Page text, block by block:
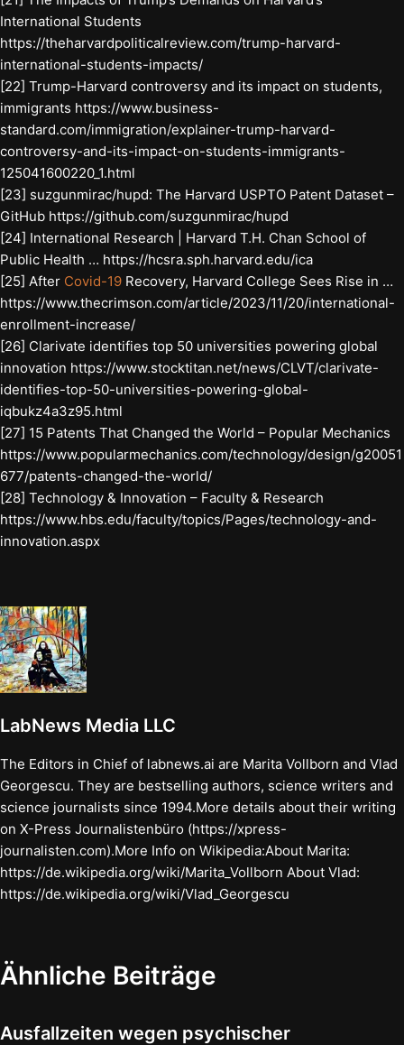
International Students
https://theharvardpoliticalreview.com/trump-harvard-
international-students-impacts/
[22] Trump-Harvard controversy and its impact on students,
immigrants https://www.business-
standard.com/immigration/explainer-trump-harvard-
controversy-and-its-impact-on-students-immigrants-
125041600220_1.html
[23] suzgunmirac/hupd: The Harvard USPTO Patent Dataset –
GitHub https://github.com/suzgunmirac/hupd
[24] International Research | Harvard T.H. Chan School of
Public Health … https://hcsra.sph.harvard.edu/ica
[25] After Covid-19 Recovery, Harvard College Sees Rise in …
https://www.thecrimson.com/article/2023/11/20/international-
enrollment-increase/
[26] Clarivate identifies top 50 universities powering global
innovation https://www.stocktitan.net/news/CLVT/clarivate-
identifies-top-50-universities-powering-global-
iqbukz4a3z95.html
[27] 15 Patents That Changed the World – Popular Mechanics
https://www.popularmechanics.com/technology/design/g20051
677/patents-changed-the-world/
[28] Technology & Innovation – Faculty & Research
https://www.hbs.edu/faculty/topics/Pages/technology-and-
innovation.aspx
LabNews Media LLC
The Editors in Chief of labnews.ai are Marita Vollborn and Vlad
Georgescu. They are bestselling authors, science writers and
science journalists since 1994.More details about their writing
on X-Press Journalistenbüro (https://xpress-
journalisten.com).More Info on Wikipedia:About Marita:
https://de.wikipedia.org/wiki/Marita_Vollborn About Vlad:
https://de.wikipedia.org/wiki/Vlad_Georgescu
Ähnliche Beiträge
Ausfallzeiten wegen psychischer